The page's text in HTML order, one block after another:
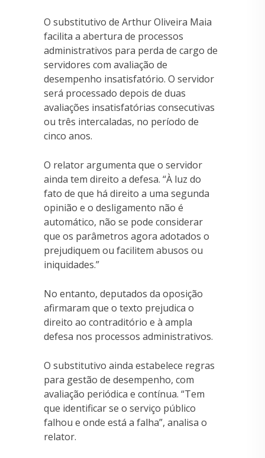
O substitutivo de Arthur Oliveira Maia
facilita a abertura de processos
administrativos para perda de cargo de
servidores com avaliação de
desempenho insatisfatório. O servidor
será processado depois de duas
avaliações insatisfatórias consecutivas
ou três intercaladas, no período de
cinco anos.
O relator argumenta que o servidor
ainda tem direito a defesa. “À luz do
fato de que há direito a uma segunda
opinião e o desligamento não é
automático, não se pode considerar
que os parâmetros agora adotados o
prejudiquem ou facilitem abusos ou
iniquidades.”
No entanto, deputados da oposição
afirmaram que o texto prejudica o
direito ao contraditório e à ampla
defesa nos processos administrativos.
O substitutivo ainda estabelece regras
para gestão de desempenho, com
avaliação periódica e contínua. “Tem
que identificar se o serviço público
falhou e onde está a falha”, analisa o
relator.